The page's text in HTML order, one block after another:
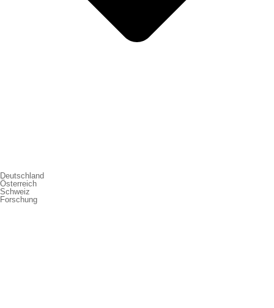
Deutschland
Österreich
Schweiz
Forschung